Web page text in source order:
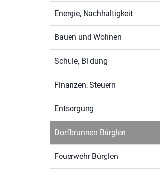
Energie, Nachhaltigkeit
Bauen und Wohnen
Schule, Bildung
Finanzen, Steuern
Entsorgung
Dorfbrunnen Bürglen
Feuerwehr Bürglen